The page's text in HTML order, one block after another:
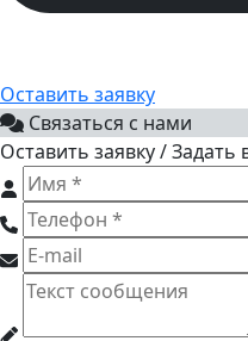
Оставить заявку
Связаться с нами
Оставить заявку / Задать